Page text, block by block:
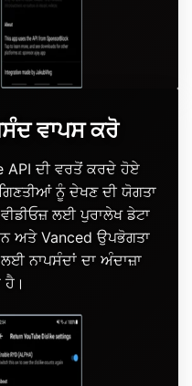
ਵਾਪਸ ਕਰੋ
API ਦੀ ਵਰਤੋਂ ਕਰਦੇ ਹੋਏ
ਨੂੰ ਦੇਖਣ ਦੀ ਯੋਗਤਾ
ਲਈ ਪੁਰਾਲੇਖ ਡੇਟਾ
ਅਤੇ Vanced ਉਪਭੋਗਤਾ
ਨਾਪਸੰਦਾਂ ਦਾ ਅੰਦਾਜ਼ਾ
ਹੈ।